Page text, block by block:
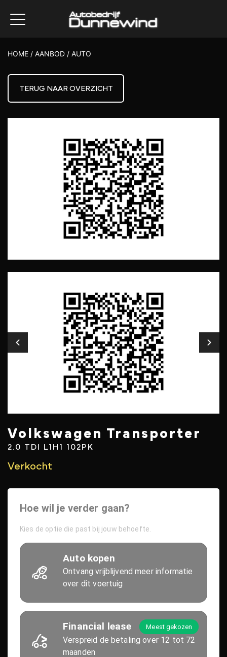
HOME / AANBOD / AUTO
TERUG NAAR OVERZICHT
Volkswagen Transporter
2.0 TDI L1H1 102PK
Verkocht